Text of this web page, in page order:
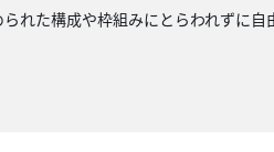
れた構成や枠組みにとらわれずに自